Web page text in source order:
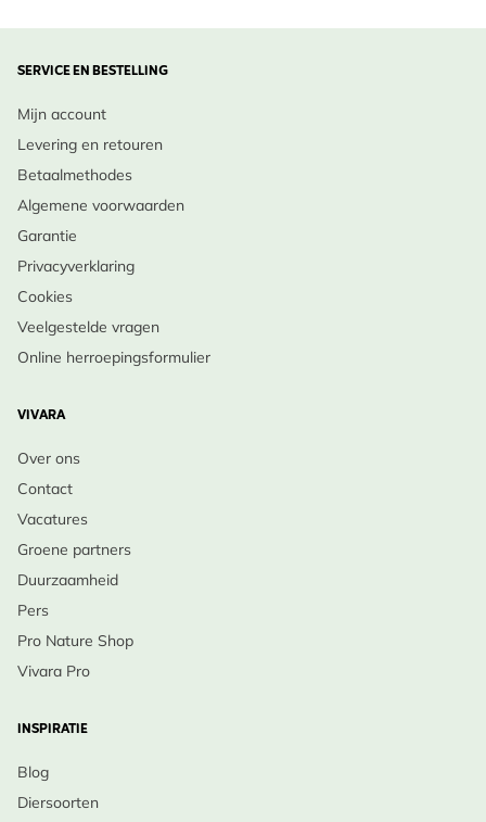
SERVICE EN BESTELLING
Mijn account
Levering en retouren
Betaalmethodes
Algemene voorwaarden
Garantie
Privacyverklaring
Cookies
Veelgestelde vragen
Online herroepingsformulier
VIVARA
Over ons
Contact
Vacatures
Groene partners
Duurzaamheid
Pers
Pro Nature Shop
Vivara Pro
INSPIRATIE
Blog
Diersoorten